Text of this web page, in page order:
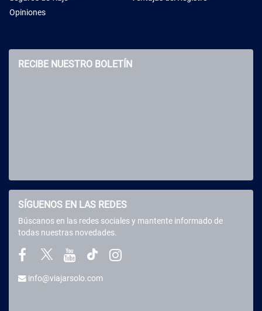
Opiniones
RECIBE NUESTRO BOLETÍN
SÍGUENOS EN LAS REDES
Búscanos en las redes sociales y mantente informado de
todas nuestras novedades.
info@viajarsolo.com